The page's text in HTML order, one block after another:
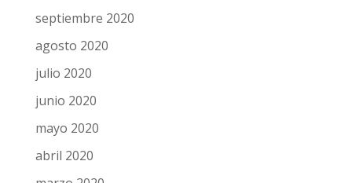
septiembre 2020
agosto 2020
julio 2020
junio 2020
mayo 2020
abril 2020